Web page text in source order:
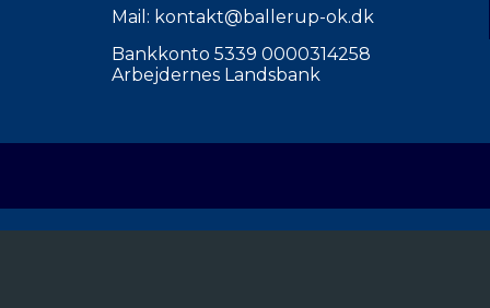
Mail: kontakt@ballerup-ok.dk
Bankkonto 5339 0000314258
Arbejdernes Landsbank